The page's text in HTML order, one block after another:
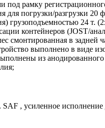
под рамку
для погрузки/разгрузки
грузоподъемностью 24 т.
контейнеров (JOST/
смонтированная в
выполнено в виде
из
SAF , усиленное